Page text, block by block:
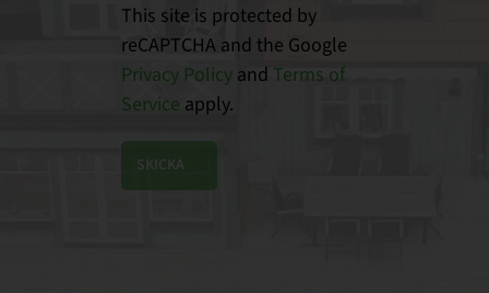
This site is protected by
reCAPTCHA and the Google
Privacy Policyand Terms of
Service apply.